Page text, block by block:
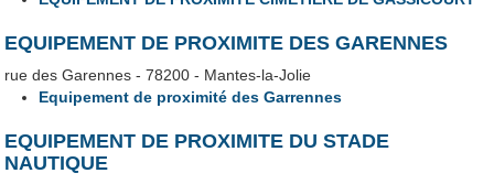
EQUIPEMENT DE PROXIMITE DES GARENNES
rue des Garennes - 78200 - Mantes-la-Jolie
Equipement de proximité des Garrennes
EQUIPEMENT DE PROXIMITE DU STADE
NAUTIQUE